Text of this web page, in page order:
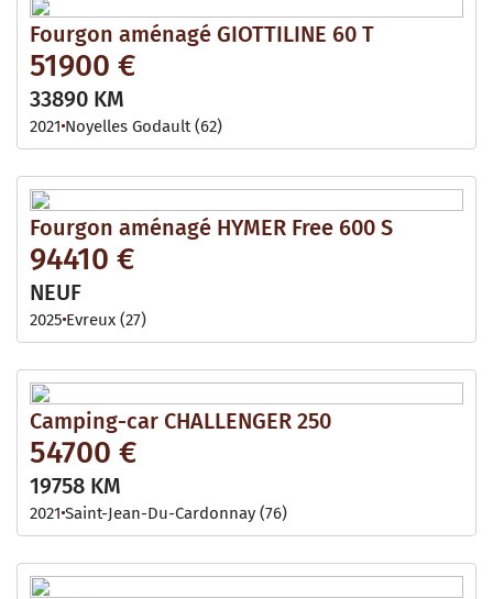
Fourgon aménagé GIOTTILINE 60 T
51900 €
33890 KM
2021 Noyelles Godault (62)
Fourgon aménagé HYMER Free 600 S
94410 €
NEUF
2025 Evreux (27)
Camping-car CHALLENGER 250
54700 €
19758 KM
2021 Saint-Jean-Du-Cardonnay (76)